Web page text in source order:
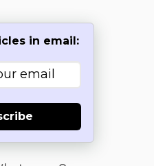
in email: